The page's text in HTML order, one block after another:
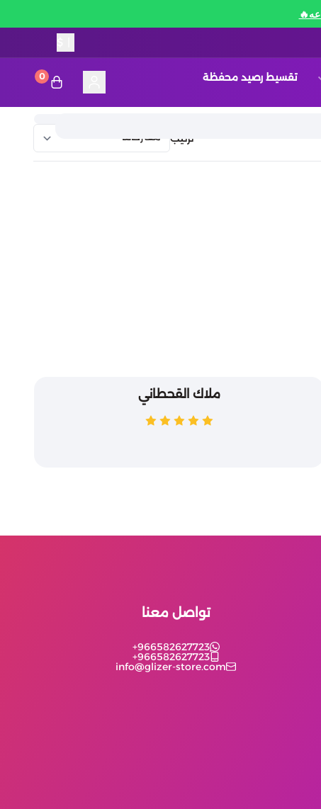
تقسيط رصيد محفظة 0
ترتيب
ملاك القحطاني
تواصل معنا
+966582627723
+966582627723
info@glizer-store.com